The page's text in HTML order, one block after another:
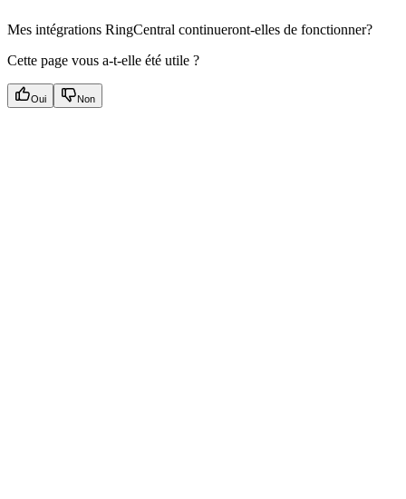
Mes intégrations RingCentral continueront-elles de fonctionner?
Cette page vous a-t-elle été utile ?
Oui Non